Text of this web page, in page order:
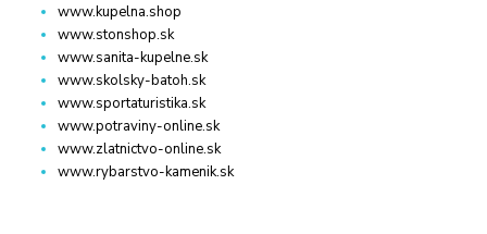
www.kupelna.shop
www.stonshop.sk
www.sanita-kupelne.sk
www.skolsky-batoh.sk
www.sportaturistika.sk
www.potraviny-online.sk
www.zlatnictvo-online.sk
www.rybarstvo-kamenik.sk